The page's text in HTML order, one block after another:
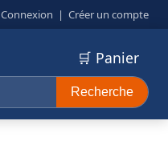
Connexion | Créer un compte
Recherche
🛒 Panier